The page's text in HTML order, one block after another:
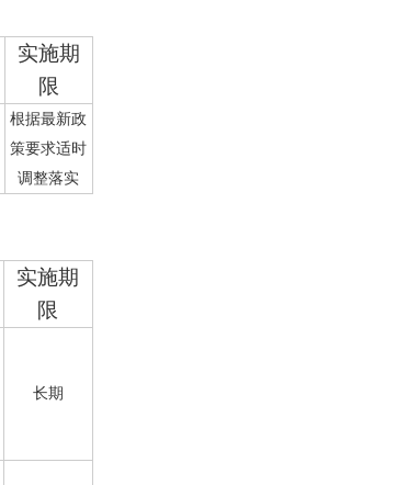
实施期
限
根据最新政
策要求适时
调整落实
实施期
限
长期